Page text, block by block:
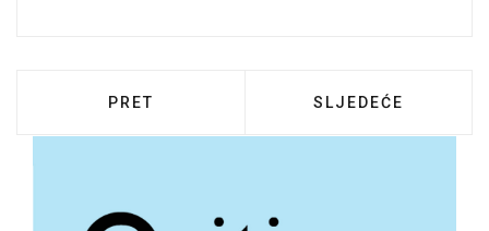
PRETHODNI ČLANAK: EKOLOŠKA
PRET SLJEDEĆI
SLJEDEĆE